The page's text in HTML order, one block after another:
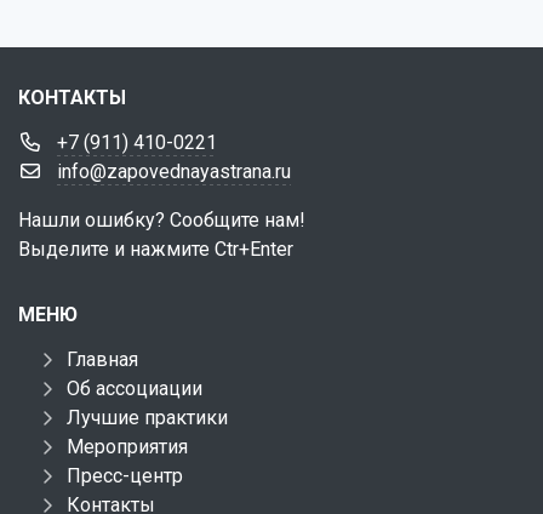
КОНТАКТЫ
+7 (911) 410-0221
info@zapovednayastrana.ru
Нашли ошибку? Сообщите нам!
Выделите и нажмите Ctr+Enter
МЕНЮ
Главная
Об ассоциации
Лучшие практики
Мероприятия
Пресс-центр
Контакты